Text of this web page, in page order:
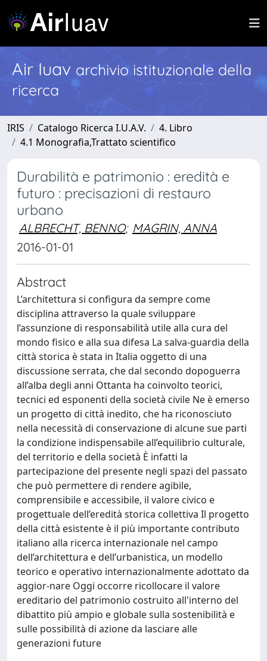
Air Iuav archivio istituzionale della
ricerca
IRIS Catalogo Ricerca I.U.A.V.
4. Libro
4.1 Monografia,Trattato scientifico
Durabilità e patrimonio : eredità e
futuro : precisazioni di restauro
urbano
ALBRECHT, BENNO; MAGRIN, ANNA
2016-01-01
Abstract
L’architettura si configura da sempre come
disciplina attraverso la quale sviluppare
l’assunzione di responsabilità utile alla cura del
mondo fisico e alla sua difesa La salva-guardia della
città storica è stata in Italia oggetto di una
discussione serrata, che dal secondo dopoguerra
all’alba degli anni Ottanta ha coinvolto teorici,
tecnici ed esponenti della società civile Ne è emerso
un progetto di città inedito, che ha riconosciuto
nella necessità di conservazione di alcune sue parti
la condizione indispensabile all’equilibrio culturale,
del territorio e della società È infatti la
partecipazione del presente negli spazi del passato
che può permettere di rendere agibile,
comprensibile e accessibile, il valore civico e
progettuale dell’eredità storica collettiva Il progetto
della città esistente è il più importante contributo
italiano alla ricerca internazionale nel campo
dell’architettura e dell’urbanistica, un modello
teorico e operativo internazionalmente adottato da
aggior-nare Oggi occorre ricollocare il valore
ereditario del patrimonio costruito all'interno del
dibattito più ampio e globale sulla sostenibilità e
sulle possibilità di azione da lasciare alle
generazioni future